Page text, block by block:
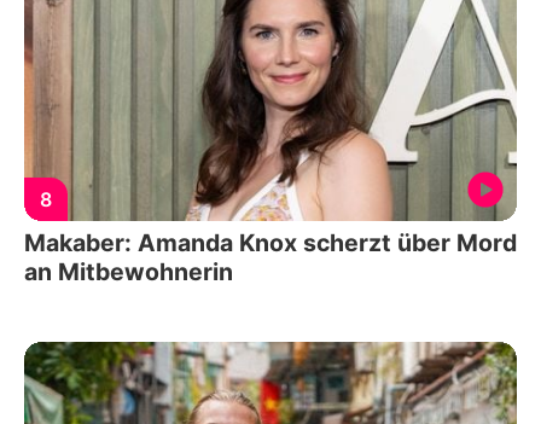
8
Makaber: Amanda Knox scherzt über Mord
an Mitbewohnerin